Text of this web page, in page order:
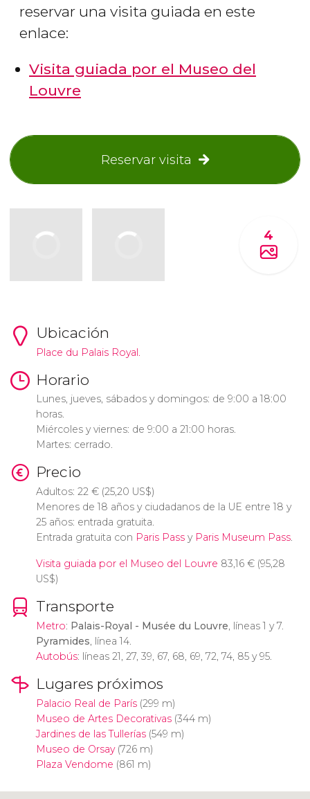
reservar una visita guiada en este
enlace:
Visita guiada por el Museo del
Louvre
Reservar visita
4
Ubicación
Place du Palais Royal.
Horario
Lunes, jueves, sábados y domingos: de 9:00 a 18:00
horas.
Miércoles y viernes: de 9:00 a 21:00 horas.
Martes: cerrado.
Precio
Adultos: 22 €(25,20 US$)
Menores de 18 años y ciudadanos de la UE entre 18 y
25 años: entrada gratuita.
Entrada gratuita con Paris Passy Paris Museum Pass.
Visita guiada por el Museo del Louvre 83,16 €(95,28
US$)
Transporte
Metro: Palais-Royal - Musée du Louvre, líneas 1 y 7.
Pyramides, línea 14.
Autobús: líneas 21, 27, 39, 67, 68, 69, 72, 74, 85 y 95.
Lugares próximos
Palacio Real de París(299 m)
Museo de Artes Decorativas(344 m)
Jardines de las Tullerías(549 m)
Museo de Orsay(726 m)
Plaza Vendome (861 m)